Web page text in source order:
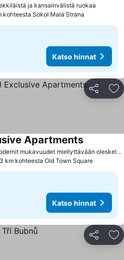
ja kansainvälistä ruokaa
kohteesta Sokol Malá Strana
Katso hinnat
Jaa
Modernit mukavuudet miellyttävään oleskeluun
Apartments
km kohteesta Old Town Square
Katso hinnat
Jaa